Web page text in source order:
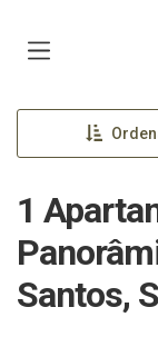
1
Santos,